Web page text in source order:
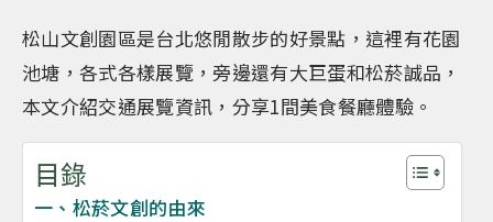
松山文創園區是台北悠閒散步的好景點，這裡有花園
池塘，各式各樣展覽，旁邊還有大巨蛋和松菸誠品，
本文介紹交通展覽資訊，分享1間美食餐廳體驗。
目錄
一、松菸文創的由來